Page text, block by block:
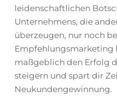
leidenschaftlichen
Unternehmens, die
überzeugen, nur noch
Empfehlungsmarketing
maßgeblich den Erfolg
steigern und spart dir
Neukundengewinnung.